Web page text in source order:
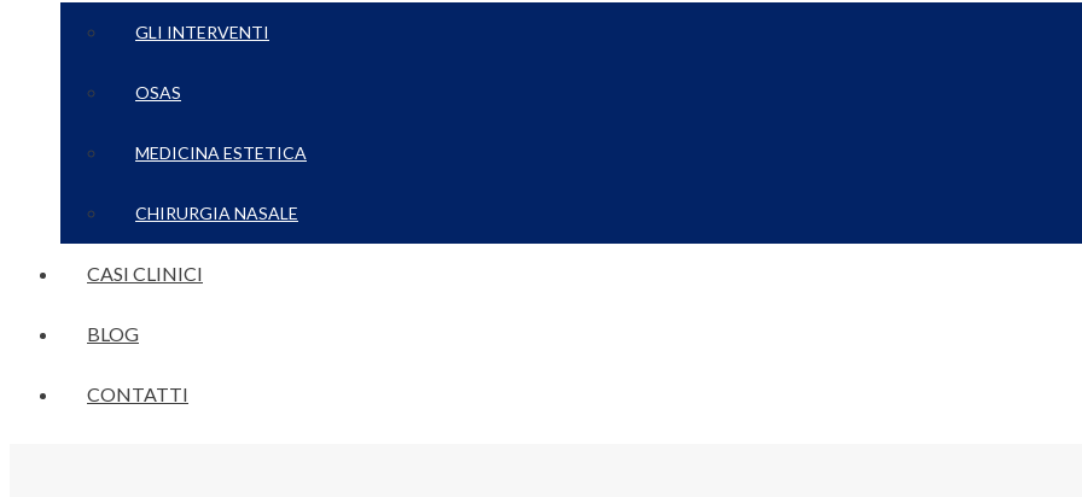
GLI INTERVENTI
OSAS
MEDICINA ESTETICA
CHIRURGIA NASALE
CASI CLINICI
BLOG
CONTATTI